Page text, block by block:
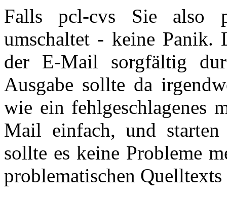
Falls pcl-cvs Sie also
umschaltet - keine Panik.
der E-Mail sorgfältig
Ausgabe sollte da
wie ein fehlgeschlagenes
Mail einfach, und starten
sollte es keine Probleme
problematischen